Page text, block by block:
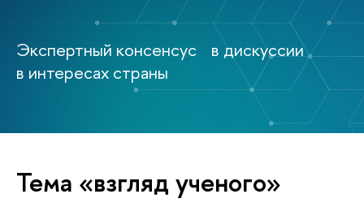
Экспертный консенсус в дискуссии
в интересах страны
Тема «взгляд ученого»